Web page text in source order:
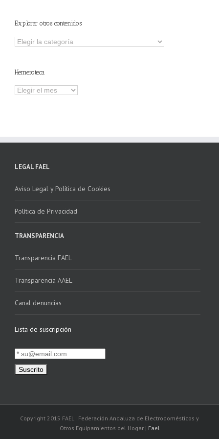
Explorar otros contenidos
Explorar
Hemeroteca
Hemeroteca
LEGAL FAEL
Aviso Legal y Política de Cookies
Política de Privacidad
TRANSPARENCIA
Transparencia FAEL
Transparencia AAEL
Canal denuncias
Lista de suscripción
Copyright 2015 FAEL | Federación Andaluza de Electrodomésticos y
Otros Equipamientos del Hogar | Fael